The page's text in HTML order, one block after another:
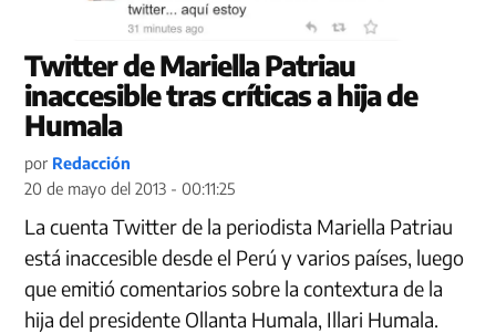
Twitter de Mariella Patriau
inaccesible tras críticas a hija de
Humala
por Redacción
20 de mayo del 2013 - 00:11:25
La cuenta Twitter de la periodista Mariella Patriau
está inaccesible desde el Perú y varios países, luego
que emitió comentarios sobre la contextura de la
hija del presidente Ollanta Humala, Illari Humala.